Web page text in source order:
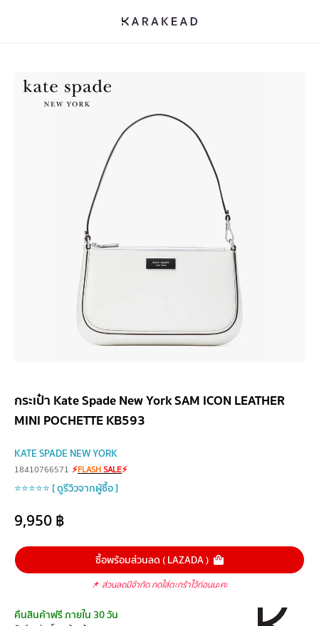
กระเป๋า Kate Spade New York SAM ICON LEATHER
MINI POCHETTE KB593
KATE SPADE NEW YORK
18410766571 ⚡FLASHSALE⚡
⭐⭐⭐⭐⭐ [ ดูรีวิวจากผู้ซื้อ ]
9,950฿
ซื้อพร้อมส่วนลด ( LAZADA )
📌 ส่วนลดมีจำกัด กดใส่ตะกร้าไว้ก่อนนะคะ
คืนสินค้าฟรี ภายใน 30 วัน